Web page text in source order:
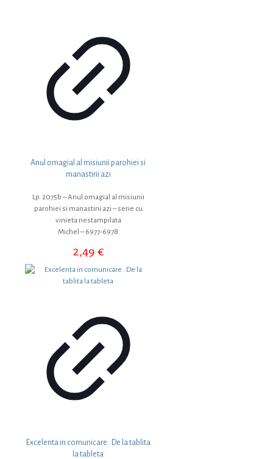
Anul omagial al misiunii parohiei si
manastirii azi
Lp. 2075b – Anul omagial al misiunii
parohiei si manastirii azi – serie cu
vinieta nestampilata
Michel – 6977-6978
2,49 €
Excelenta in comunicare . De la tablita
la tableta